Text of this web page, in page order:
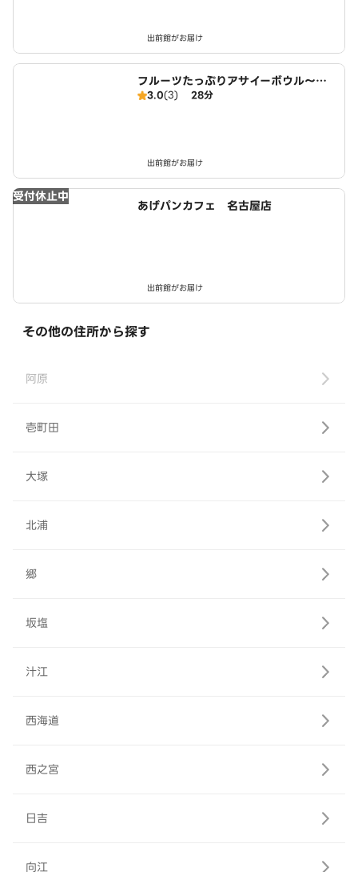
出前館がお届け
フルーツたっぷりアサイーボウル～ワ
イキキ・ボウルズ 大治店
3.0(3) 28分
出前館がお届け
受付休止中
あげパンカフェ 名古屋店
出前館がお届け
その他の住所から探す
阿原
壱町田
大塚
北浦
郷
坂塩
汁江
西海道
西之宮
日吉
向江